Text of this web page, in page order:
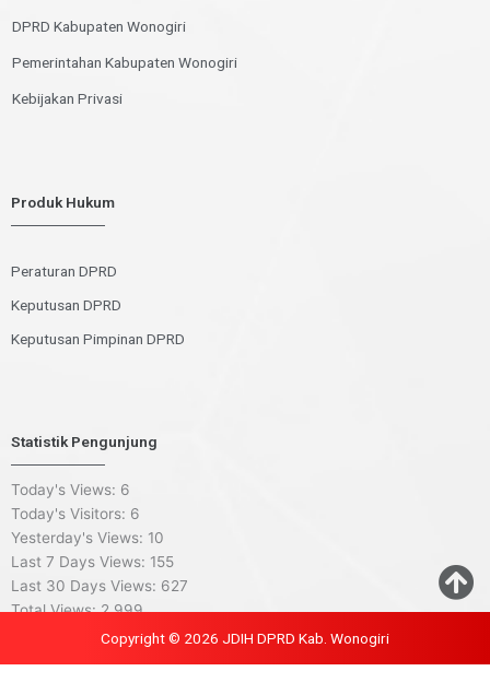
DPRD Kabupaten Wonogiri
Pemerintahan Kabupaten Wonogiri
Kebijakan Privasi
Produk Hukum
Peraturan DPRD
Keputusan DPRD
Keputusan Pimpinan DPRD
Statistik Pengunjung
Today's Views: 6
Today's Visitors: 6
Yesterday's Views: 10
Last 7 Days Views: 155
Last 30 Days Views: 627
Total Views:2,999
Copyright © 2026 JDIH DPRD Kab. Wonogiri